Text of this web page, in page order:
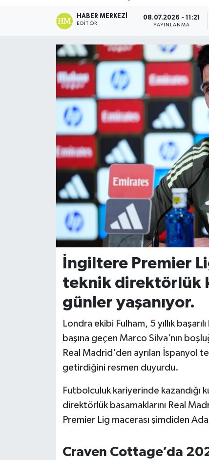
HABER MERKEZI
EDITÖR
08.07.2026 - 11:21
YAYINLANMA
İngiltere Premier
teknik direktörlük
günler yaşanıyor.
Londra ekibi Fulham, 5 yıllık
başına geçen Marco Silva’nın
Real Madrid'den ayrılan İspanyol
getirdiğini resmen duyurdu.
Futbolculuk kariyerinde kazandığı
direktörlük basamaklarını Real
Premier Lig macerası şimdiden Ada
Craven Cottage’da
Edremit
EKONOMİ
KENT GÜNDEMİ
MAGAZİN